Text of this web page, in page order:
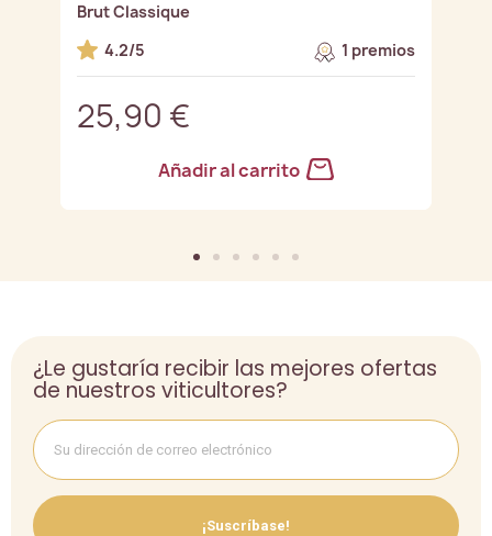
Brut Classique
4.2/5
1 premios
25,90 €
Añadir al carrito
¿Le gustaría recibir las mejores ofertas
de nuestros viticultores?
¡Suscríbase!